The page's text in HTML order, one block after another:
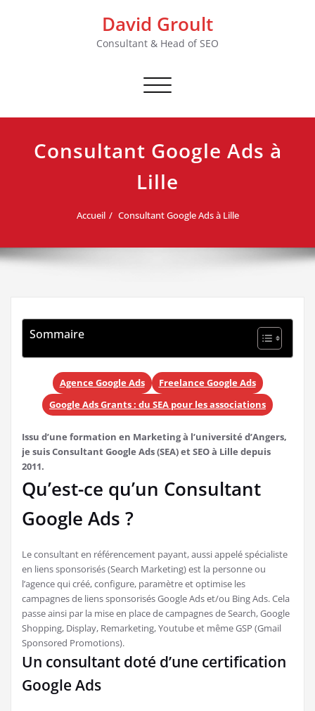
David Groult
Consultant & Head of SEO
Afficher/masquer
navigation
Consultant Google Ads à
Lille
Accueil Consultant Google Ads à Lille
Sommaire
Agence Google Ads
Freelance Google Ads
Google Ads Grants : du SEA pour les associations
Issu d’une formation en Marketing à l’université d’Angers,
je suis Consultant Google Ads (SEA) et SEO à Lille depuis
2011.
Qu’est-ce qu’un Consultant
Google Ads ?
Le consultant en référencement payant, aussi appelé spécialiste
en liens sponsorisés (Search Marketing) est la personne ou
l’agence qui créé, configure, paramètre et optimise les
campagnes de liens sponsorisés Google Ads et/ou Bing Ads. Cela
passe ainsi par la mise en place de campagnes de Search, Google
Shopping, Display, Remarketing, Youtube et même GSP (Gmail
Sponsored Promotions).
Un consultant doté d’une certification
Google Ads